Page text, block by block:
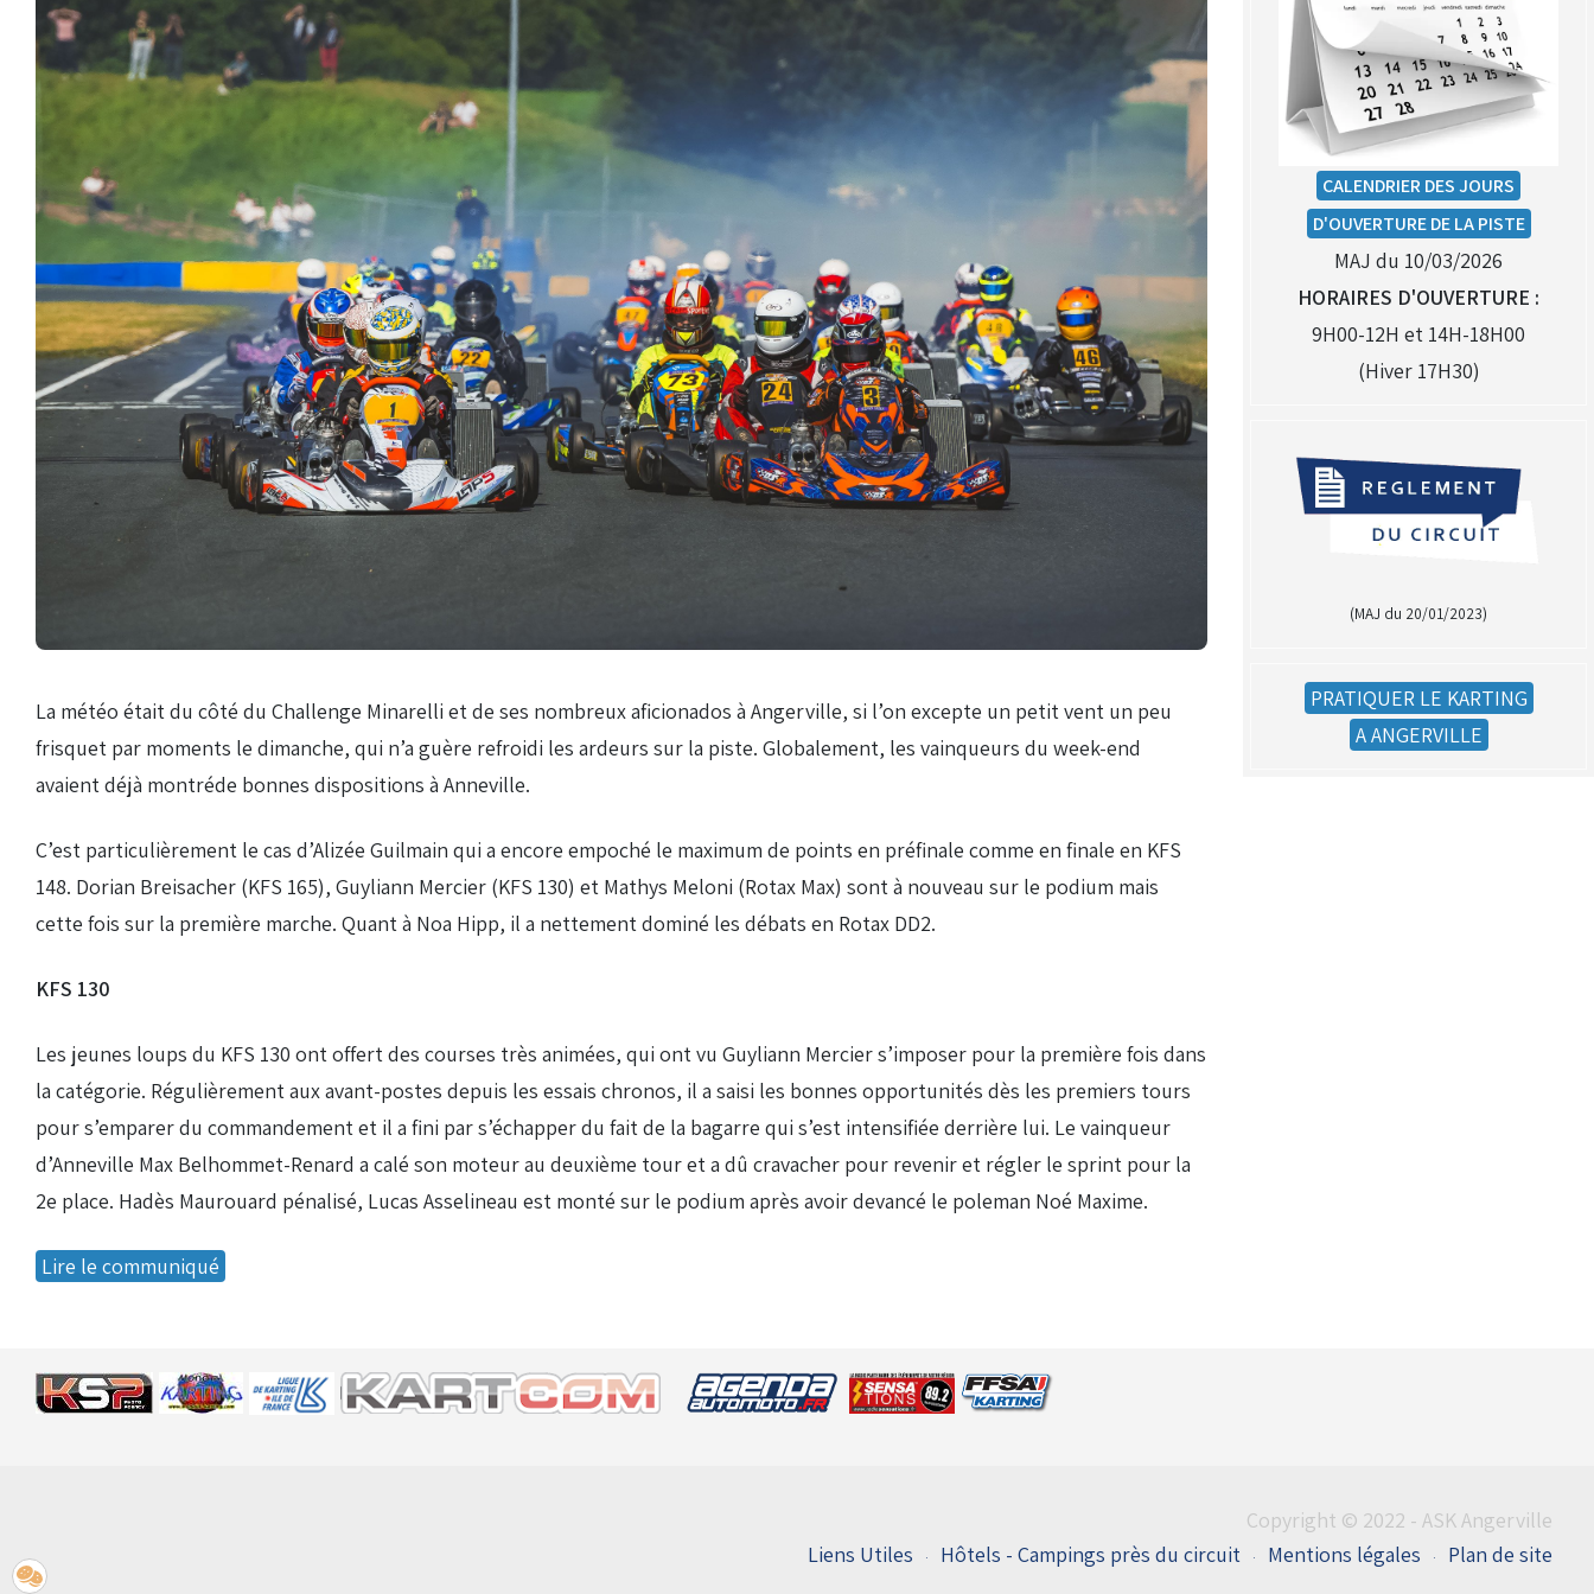
CALENDRIER DES JOURS
D'OUVERTURE DE LA PISTE
MAJ du 10/03/2026
HORAIRES D'OUVERTURE :
9H00-12H et 14H-18H00
(Hiver 17H30)
(MAJ du 20/01/2023)
PRATIQUER LE KARTING
A ANGERVILLE
La météo était du côté du Challenge Minarelli et de ses nombreux aficionados à Angerville, si l’on excepte un petit vent un peu
frisquet par moments le dimanche, qui n’a guère refroidi les ardeurs sur la piste. Globalement, les vainqueurs du week-end
avaient déjà montréde bonnes dispositions à Anneville.
C’est particulièrement le cas d’Alizée Guilmain qui a encore empoché le maximum de points en préfinale comme en finale en KFS
148. Dorian Breisacher (KFS 165), Guyliann Mercier (KFS 130) et Mathys Meloni (Rotax Max) sont à nouveau sur le podium mais
cette fois sur la première marche. Quant à Noa Hipp, il a nettement dominé les débats en Rotax DD2.
KFS 130
Les jeunes loups du KFS 130 ont offert des courses très animées, qui ont vu Guyliann Mercier s’imposer pour la première fois dans
la catégorie. Régulièrement aux avant-postes depuis les essais chronos, il a saisi les bonnes opportunités dès les premiers tours
pour s’emparer du commandement et il a fini par s’échapper du fait de la bagarre qui s’est intensifiée derrière lui. Le vainqueur
d’Anneville Max Belhommet-Renard a calé son moteur au deuxième tour et a dû cravacher pour revenir et régler le sprint pour la
2e place. Hadès Maurouard pénalisé, Lucas Asselineau est monté sur le podium après avoir devancé le poleman Noé Maxime.
Lire le communiqué
Copyright © 2022 - ASK Angerville
Liens Utiles
Hôtels - Campings près du circuit Mentions légales Plan de site
Bénévoles
Les 50 ans du club
Dons aux associations
Virage par Virage
Vue aérienne
Accès au circuit
Chronos et Rapports
Horaires d'ouverture